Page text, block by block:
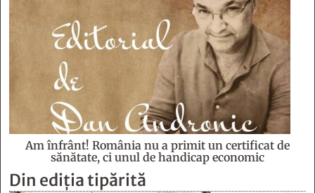
Am înfrânt! România nu a primit un certificat de
sănătate, ci unul de handicap economic
Din ediția tipărită